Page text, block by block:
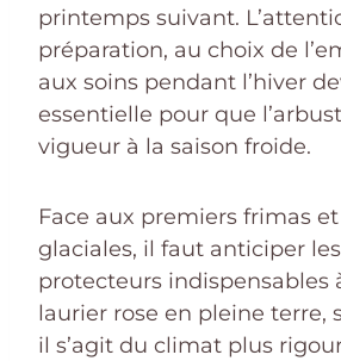
printemps suivant.
préparation, au choix de
aux soins pendant l’hiver
essentielle pour que
vigueur à la saison froide.
Face aux premiers frimas
glaciales, il faut anticiper
protecteurs indispensables
laurier rose en pleine terre,
il s’agit du climat plus